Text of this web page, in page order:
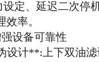
定、延迟二次停
率。
设备可靠性
设计**:上下双油